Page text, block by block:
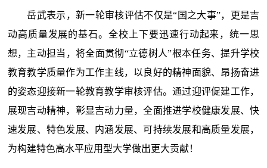
岳武表示，新一轮审核评估不仅是“国之大事”，更是吉
动高质量发展的基石。全校上下要迅速行动起来，统一思
想，主动担当，将全面贯彻“立德树人”根本任务、提升学校
教育教学质量作为工作主线，以良好的精神面貌、昂扬奋进
的姿态迎接新一轮教育教学审核评估。通过迎评促建工作，
展现吉动精神，彰显吉动力量，全面推进学校健康发展、快
速发展、特色发展、内涵发展、可持续发展和高质量发展，
为构建特色高水平应用型大学做出更大贡献！